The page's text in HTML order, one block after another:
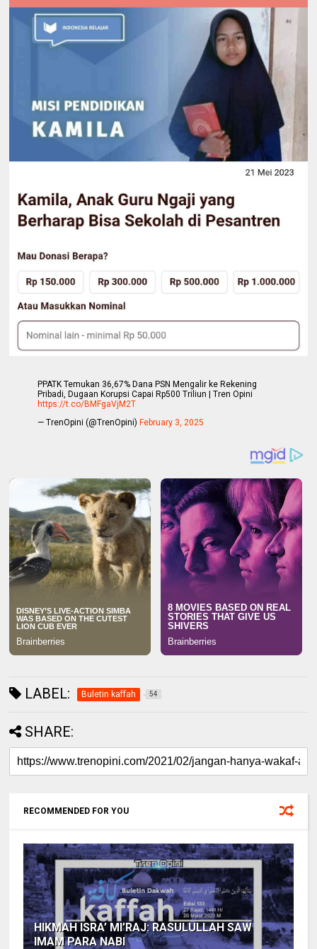
PPATK Temukan 36,67% Dana PSN Mengalir ke Rekening
Pribadi, Dugaan Korupsi Capai Rp500 Triliun | Tren Opini
https://t.co/BMFgaVjM2T
— TrenOpini (@TrenOpini)February 3, 2025
LABEL: Buletin kaffah 54
SHARE:
RECOMMENDED FOR YOU
HIKMAH ISRA’ MI’RAJ: RASULULLAH SAW
IMAM PARA NABI